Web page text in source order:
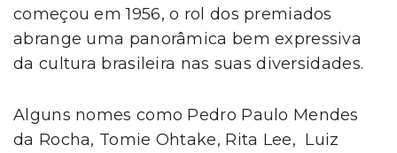
começou em 1956, o rol dos premiados
abrange uma panorâmica bem expressiva
da cultura brasileira nas suas diversidades.
Alguns nomes como Pedro Paulo Mendes
da Rocha, Tomie Ohtake, Rita Lee, Luiz